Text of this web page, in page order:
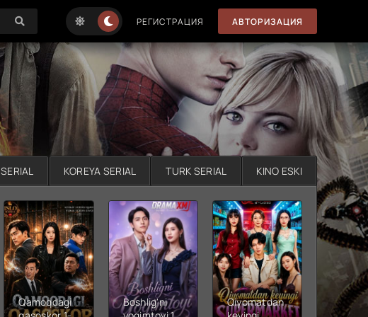
РЕГИСТРАЦИЯ АВТОРИЗАЦИЯ
SERIAL KOREYA SERIAL TURK SERIAL KINO ESKI
Qamoqdagi
Boshlig'ni
Qiyomatdan
Men